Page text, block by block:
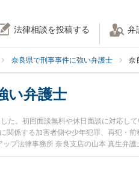
法律相談を投稿する 弁
奈良県で刑事事件に強い弁護士 奈
い弁護士
た。初回面談無料や休日面談に対応し
関係する加害者側や少年犯罪、再犯・
プ法律事務所 奈良支店の山本 真生弁
に発生した万引き・窃盗罪のトラブル
罪を法律相談できる奈良県内の弁護士